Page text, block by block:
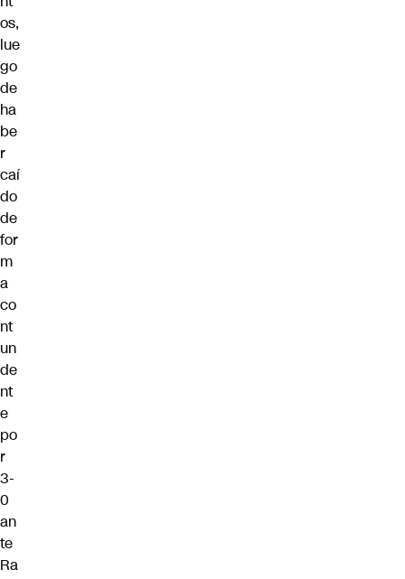
os,
lue
go
de
ha
be
r
caí
do
de
for
m
a
co
nt
un
de
nt
e
po
r
3-
0
an
te
Ra